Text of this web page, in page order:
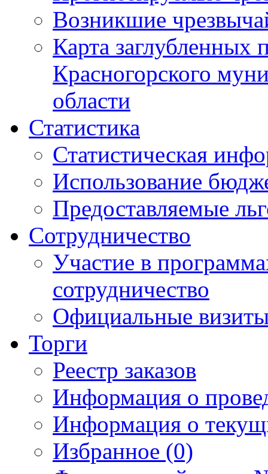
Возникшие
Карта
Красногорского
области
Статистика
Статистическая
Использование
Предоставляемые
Сотрудничество
Участие в
сотрудничество
Официальные
Торги
Реестр заказов
Информация о
Информация о
Избранное (0)